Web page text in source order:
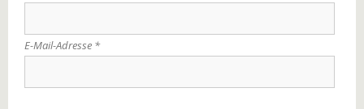
E-Mail-Adresse *